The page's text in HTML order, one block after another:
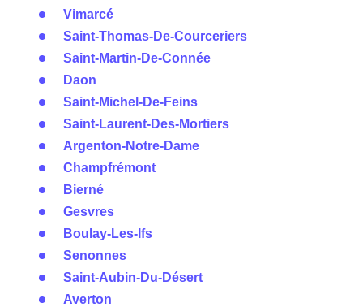
Vimarcé
Saint-Thomas-De-Courceriers
Saint-Martin-De-Connée
Daon
Saint-Michel-De-Feins
Saint-Laurent-Des-Mortiers
Argenton-Notre-Dame
Champfrémont
Bierné
Gesvres
Boulay-Les-Ifs
Senonnes
Saint-Aubin-Du-Désert
Averton